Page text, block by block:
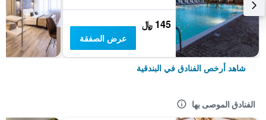
145 ﷼
عرض الصفقة
شاهد أرخص الفنادق في البندقية
الفنادق الموصى بها